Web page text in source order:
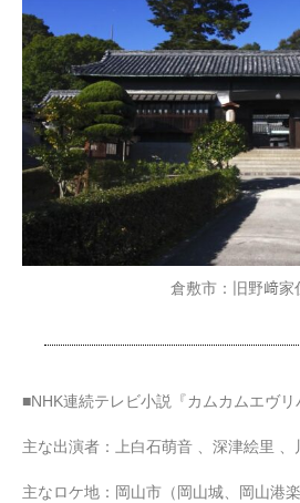
倉敷市：旧野﨑家
■NHK連続テレビ小説『カムカムエヴリ
主な出演者：上白石萌音 、深津絵里 、
主なロケ地：岡山市（岡山城、岡山港